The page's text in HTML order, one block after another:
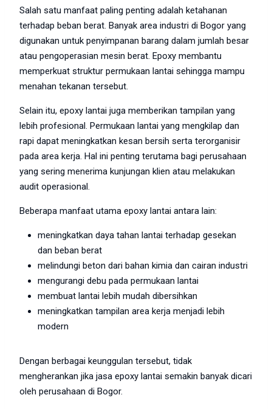
Salah satu manfaat paling penting adalah ketahanan
terhadap beban berat. Banyak area industri di Bogor yang
digunakan untuk penyimpanan barang dalam jumlah besar
atau pengoperasian mesin berat. Epoxy membantu
memperkuat struktur permukaan lantai sehingga mampu
menahan tekanan tersebut.
Selain itu, epoxy lantai juga memberikan tampilan yang
lebih profesional. Permukaan lantai yang mengkilap dan
rapi dapat meningkatkan kesan bersih serta terorganisir
pada area kerja. Hal ini penting terutama bagi perusahaan
yang sering menerima kunjungan klien atau melakukan
audit operasional.
Beberapa manfaat utama epoxy lantai antara lain:
meningkatkan daya tahan lantai terhadap gesekan
dan beban berat
melindungi beton dari bahan kimia dan cairan industri
mengurangi debu pada permukaan lantai
membuat lantai lebih mudah dibersihkan
meningkatkan tampilan area kerja menjadi lebih
modern
Dengan berbagai keunggulan tersebut, tidak
mengherankan jika jasa epoxy lantai semakin banyak dicari
oleh perusahaan di Bogor.